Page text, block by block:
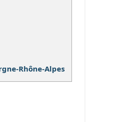
Rhône-Alpes